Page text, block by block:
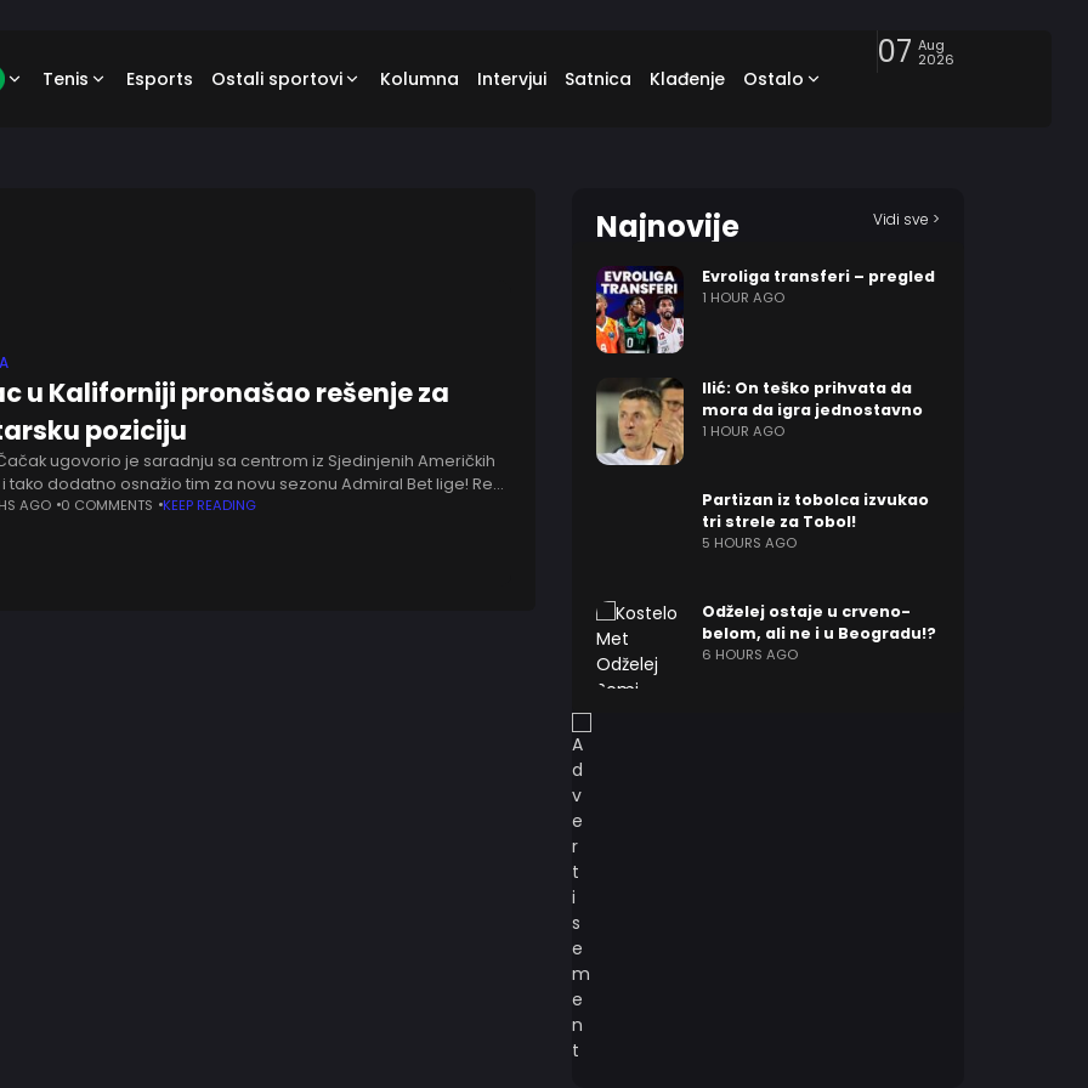
Tenis Esports Ostali sportovi Kolumna Intervjui Satnica Klađenje Ostalo
07 Aug
2026
u Kaliforniji pronašao rešenje za
poziciju
ugovorio je saradnju sa centrom iz Sjedinjenih Američkih
tako dodatno osnažio tim za novu sezonu Admiral Bet lige! Reč
Ezeviru (210, 22), mladom
AGO 0 COMMENTS KEEP READING
Najnovije Vidi sve >
Evroliga transferi – pregled
1 HOUR AGO
Ilić: On teško prihvata da
mora da igra jednostavno
1 HOUR AGO
Partizan iz tobolca izvukao
tri strele za Tobol!
5 HOURS AGO
Odželej ostaje u crveno-
belom, ali ne i u Beogradu!?
6 HOURS AGO